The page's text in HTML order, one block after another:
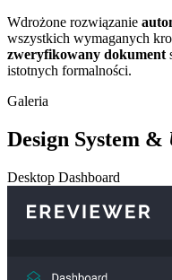
Wdrożone rozwiązanie
wszystkich wymaganych
zweryfikowany dokument
istotnych formalności.
Galeria
Design System &
Desktop Dashboard